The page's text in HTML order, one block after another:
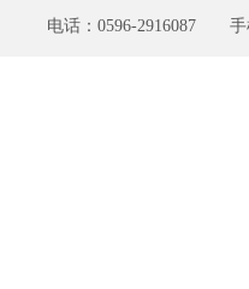
电话：0596-2916087 手